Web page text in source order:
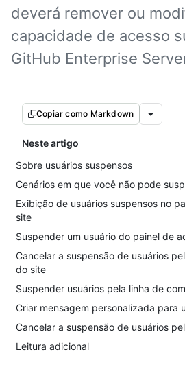
deverá remover ou
capacidade de acesso
GitHub Enterprise
Copiar como Markdown
Neste artigo
Sobre usuários suspensos
Cenários em que você não pode
Exibição de usuários suspensos no
site
Suspender um usuário do painel de
Cancelar a suspensão de usuários
do site
Suspender usuários pela linha de
Criar mensagem personalizada para
Cancelar a suspensão de usuários
Leitura adicional